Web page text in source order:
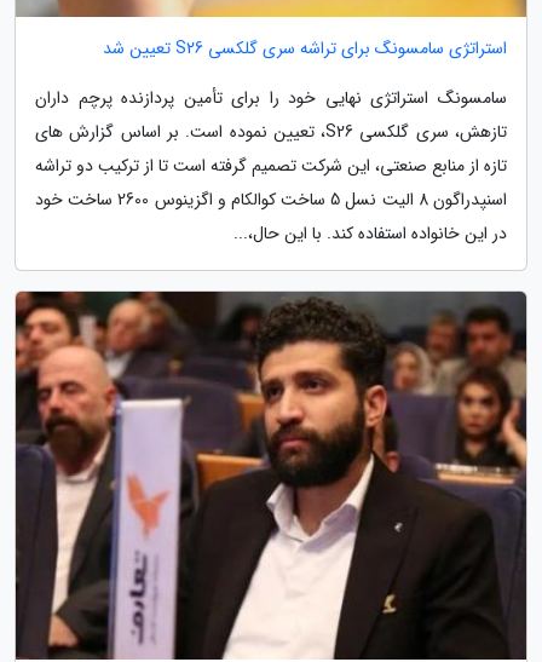
استراتژی سامسونگ برای تراشه سری گلکسی S26 تعیین شد
سامسونگ استراتژی نهایی خود را برای تأمین پردازنده پرچم داران
تازهش، سری گلکسی S26، تعیین نموده است. بر اساس گزارش های
تازه از منابع صنعتی، این شرکت تصمیم گرفته است تا از ترکیب دو تراشه
اسنپدراگون 8 الیت نسل 5 ساخت کوالکام و اگزینوس 2600 ساخت خود
در این خانواده استفاده کند. با این حال،...